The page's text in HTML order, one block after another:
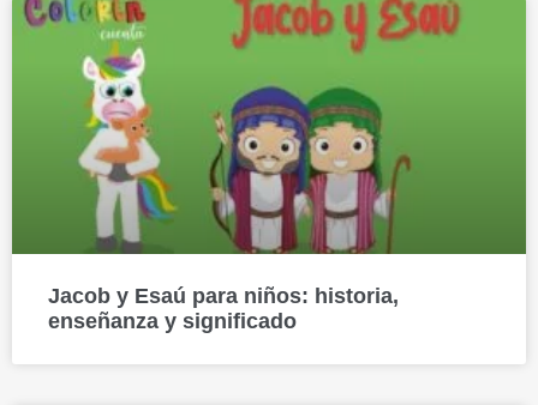
Jacob y Esaú para niños: historia,
enseñanza y significado